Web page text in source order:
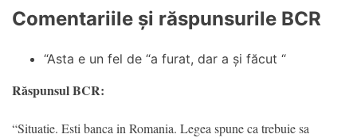
Comentariile și răspunsurile BCR
“Asta e un fel de “a furat, dar a și făcut “
Răspunsul BCR:
“Situatie. Esti banca in Romania. Legea spune ca trebuie sa